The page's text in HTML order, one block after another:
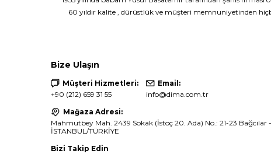
60 yıldır kalite , dürüstlük ve müşteri memnuniyetinden
Bize Ulaşın
Müşteri Hizmetleri:
+90 (212) 659 31 55
Email:
info@dima.com.tr
Mağaza Adresi:
Mahmutbey Mah. 2439 Sokak (İstoç 20. Ada) No.: 21-23 Bağcılar -
İSTANBUL/TÜRKİYE
Bizi Takip Edin